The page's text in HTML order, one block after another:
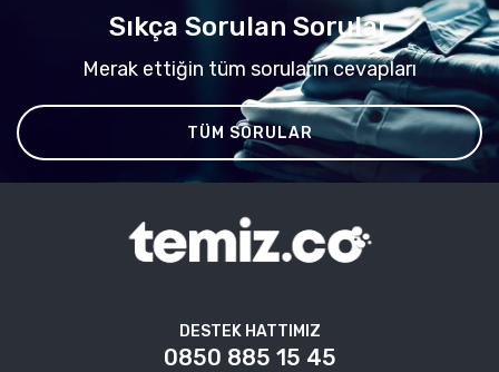
Sıkça Sorulan Sorular
Merak ettiğin tüm soruların cevapları
TÜM SORULAR
DESTEK HATTIMIZ
0850 885 15 45